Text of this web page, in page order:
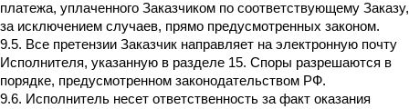
платежа, уплаченного Заказчиком по соответствующему Заказу,
за исключением случаев, прямо предусмотренных законом.
9.5. Все претензии Заказчик направляет на электронную почту
Исполнителя, указанную в разделе 15. Споры разрешаются в
порядке, предусмотренном законодательством РФ.
9.6. Исполнитель несет ответственность за факт оказания